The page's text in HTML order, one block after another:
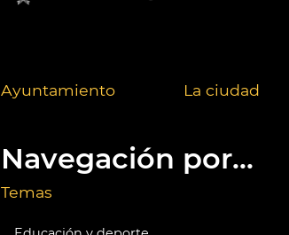
Ayuntamiento La ciudad
Navegación por...
Temas